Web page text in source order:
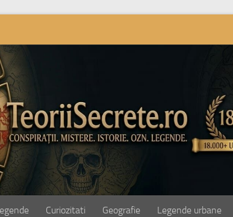
Curiozitati Geografie Legende urbane